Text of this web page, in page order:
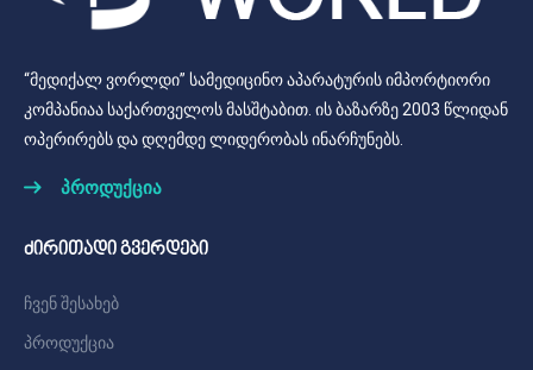
“მედიქალ ვორლდი” სამედიცინო აპარატურის იმპორტიორი
კომპანიაა საქართველოს მასშტაბით. ის ბაზარზე 2003 წლიდან
ოპერირებს და დღემდე ლიდერობას ინარჩუნებს.
პროდუქცია
ძირითადი გვერდები
ჩვენ შესახებ
პროდუქცია